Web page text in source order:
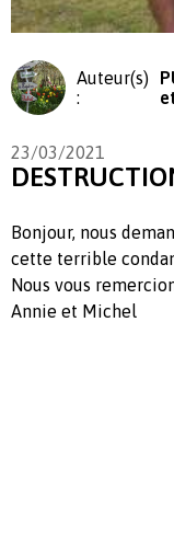
Auteur(s)
:
23/03/2021
Bonjour, nous
cette terrible
Nous vous
Annie et Michel